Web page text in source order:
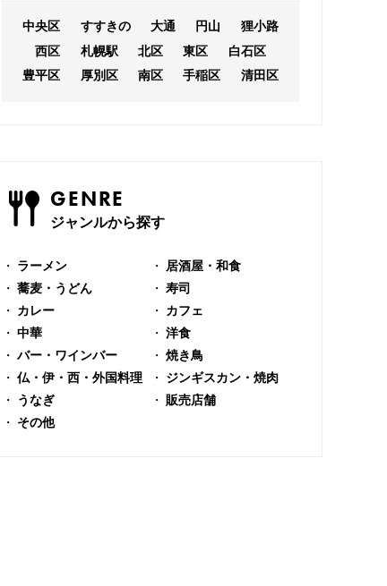
中央区 すすきの 大通 円山
狸小路
西区
札幌駅 北区 東区
白石区
豊平区
厚別区 南区 手稲区 清田区
GENRE
ジャンルから探す
ラーメン
居酒屋・和食
蕎麦・うどん
寿司
カレー
カフェ
中華
洋食
バー・ワインバー
焼き鳥
仏・伊・西・外国料理
ジンギスカン・焼肉
うなぎ
販売店舗
その他